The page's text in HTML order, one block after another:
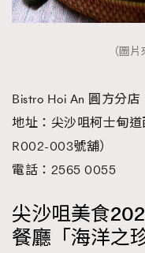
（圖
Bistro Hoi An 圓方分店
地址：尖沙咀柯士甸道
R002-003號舖）
電話：2565 0055
尖沙咀美食
餐廳「海洋之